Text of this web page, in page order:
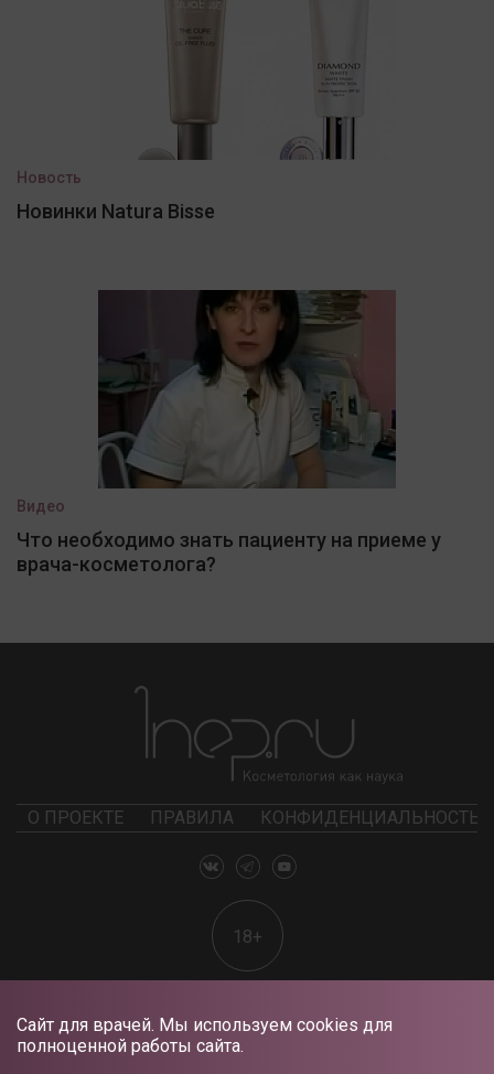
Сайт для врачей. Мы используем cookies для
полноценной работы сайта.
Новость
Новинки Natura Bisse
Видео
Что необходимо знать пациенту на приеме у
врача-косметолога?
О ПРОЕКТЕ ПРАВИЛА КОНФИДЕНЦИАЛЬНОСТЬ
18+